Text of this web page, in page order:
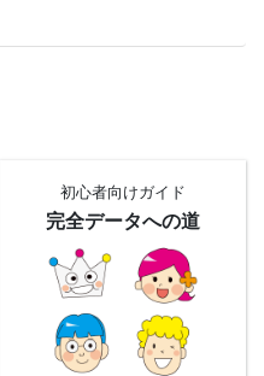
初心者向けガイド
完全データへの道